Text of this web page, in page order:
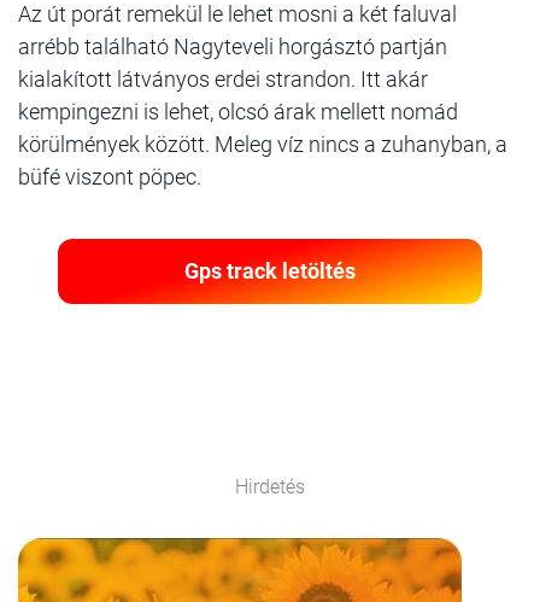
Az út porát remekül le lehet mosni a két faluval
arrébb található Nagyteveli horgásztó partján
kialakított látványos erdei strandon. Itt akár
kempingezni is lehet, olcsó árak mellett nomád
körülmények között. Meleg víz nincs a zuhanyban, a
büfé viszont pöpec.
Gps track letöltés
Hirdetés